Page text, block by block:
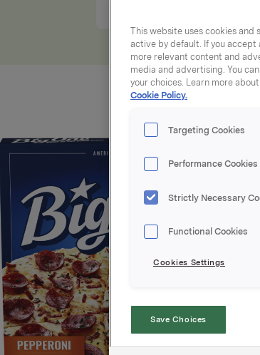
This website uses cookies and
active by default. If you accept
more relevant content and
media and advertising. You
your choices. Learn more
Cookie Policy.
Targeting Cookies
Performance Cookies
Strictly Necessary
Functional Cookies
Cookies Settings
Save Choices